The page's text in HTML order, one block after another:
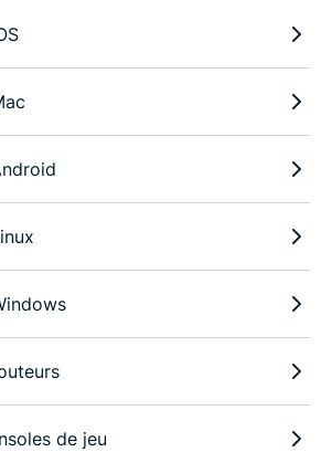
de jeu